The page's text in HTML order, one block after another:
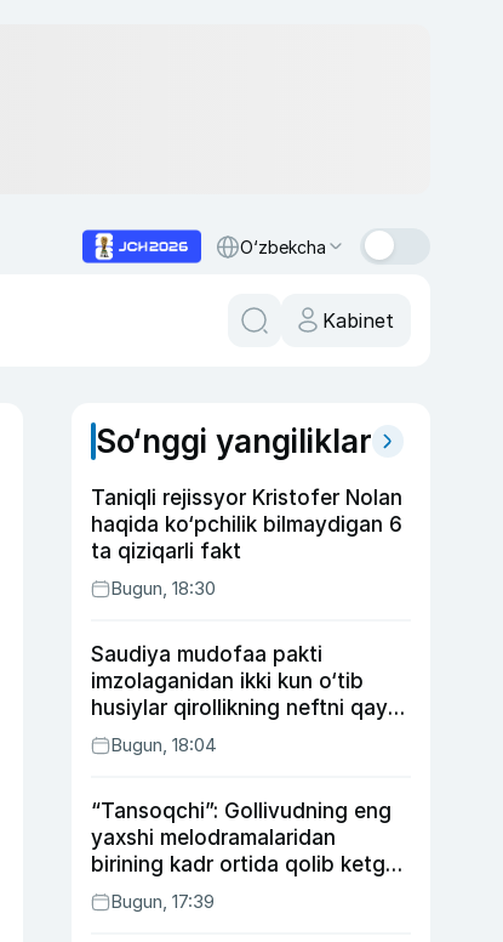
O‘zbekcha
Kabinet
So‘nggi yangiliklar
Taniqli rejissyor Kristofer Nolan
haqida ko‘pchilik bilmaydigan 6
ta qiziqarli fakt
Bugun, 18:30
Saudiya mudofaa pakti
imzolaganidan ikki kun o‘tib
husiylar qirollikning neftni qayta
ishlash zavodiga hujum qildi
Bugun, 18:04
“Tansoqchi”: Gollivudning eng
yaxshi melodramalaridan
birining kadr ortida qolib ketgan
voqealari
Bugun, 17:39